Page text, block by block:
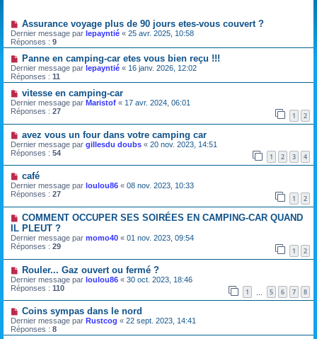
Assurance voyage plus de 90 jours etes-vous couvert ?
Dernier message par lepayntié « 25 avr. 2025, 10:58
Réponses : 9
Panne en camping-car etes vous bien reçu !!!
Dernier message par lepayntié « 16 janv. 2026, 12:02
Réponses : 11
vitesse en camping-car
Dernier message par Maristof « 17 avr. 2024, 06:01
Réponses : 27 1 2
avez vous un four dans votre camping car
Dernier message par gillesdu doubs « 20 nov. 2023, 14:51
Réponses : 54 1 2 3 4
café
Dernier message par loulou86 « 08 nov. 2023, 10:33
Réponses : 27 1 2
COMMENT OCCUPER SES SOIRÉES EN CAMPING-CAR QUAND
IL PLEUT ?
Dernier message par momo40 « 01 nov. 2023, 09:54
Réponses : 29 1 2
Rouler... Gaz ouvert ou fermé ?
Dernier message par loulou86 « 30 oct. 2023, 18:46
Réponses : 110 1 5 6 7 8
Coins sympas dans le nord
Dernier message par Rustcog « 22 sept. 2023, 14:41
Réponses : 8